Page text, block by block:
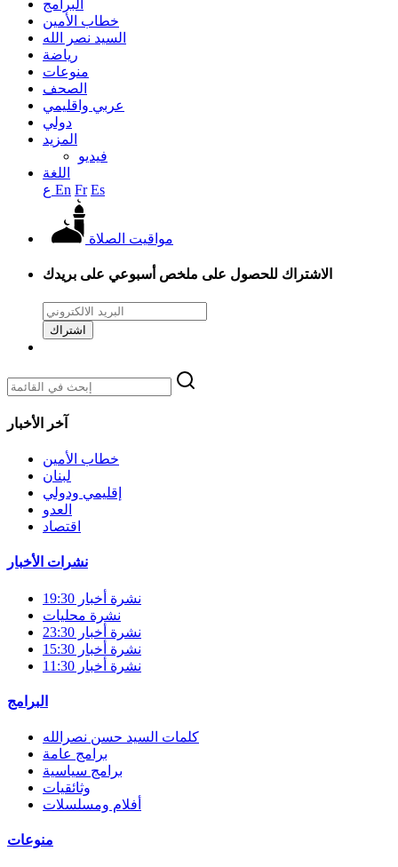
البرامج
خطاب الأمين
السيد نصر الله
رياضة
منوعات
الصحف
عربي واقليمي
دولي
المزيد
فيديو
اللغة
En Fr Es
مواقيت الصلاة
الاشتراك للحصول على ملخص أسبوعي على بريدك
اشتراك
آخر الأخبار
خطاب الأمين
لبنان
إقليمي ودولي
العدو
اقتصاد
نشرات الأخبار
نشرة أخبار 19:30
نشرة محليات
نشرة أخبار 23:30
نشرة أخبار 15:30
نشرة أخبار 11:30
البرامج
كلمات السيد حسن نصرالله
برامج عامة
برامج سياسية
وثائقيات
أفلام ومسلسلات
منوعات